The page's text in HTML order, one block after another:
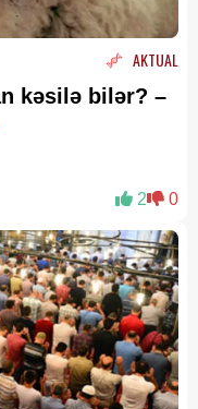
AKTUAL
kəsilə bilər? –
2 0